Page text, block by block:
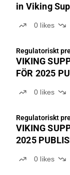
in Viking
0 likes
Regulatoriskt
VIKING
FÖR 2025
0 likes
Regulatoriskt
VIKING
2025
0 likes